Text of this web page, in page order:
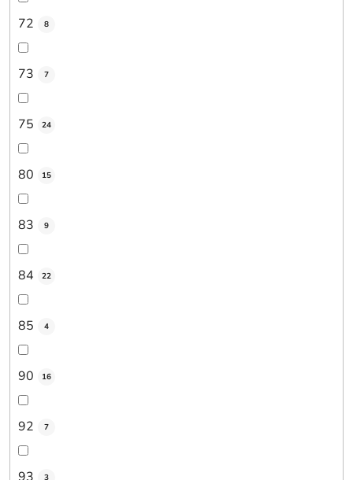
72 8
73 7
75 24
80 15
83 9
84 22
85 4
90 16
92 7
3